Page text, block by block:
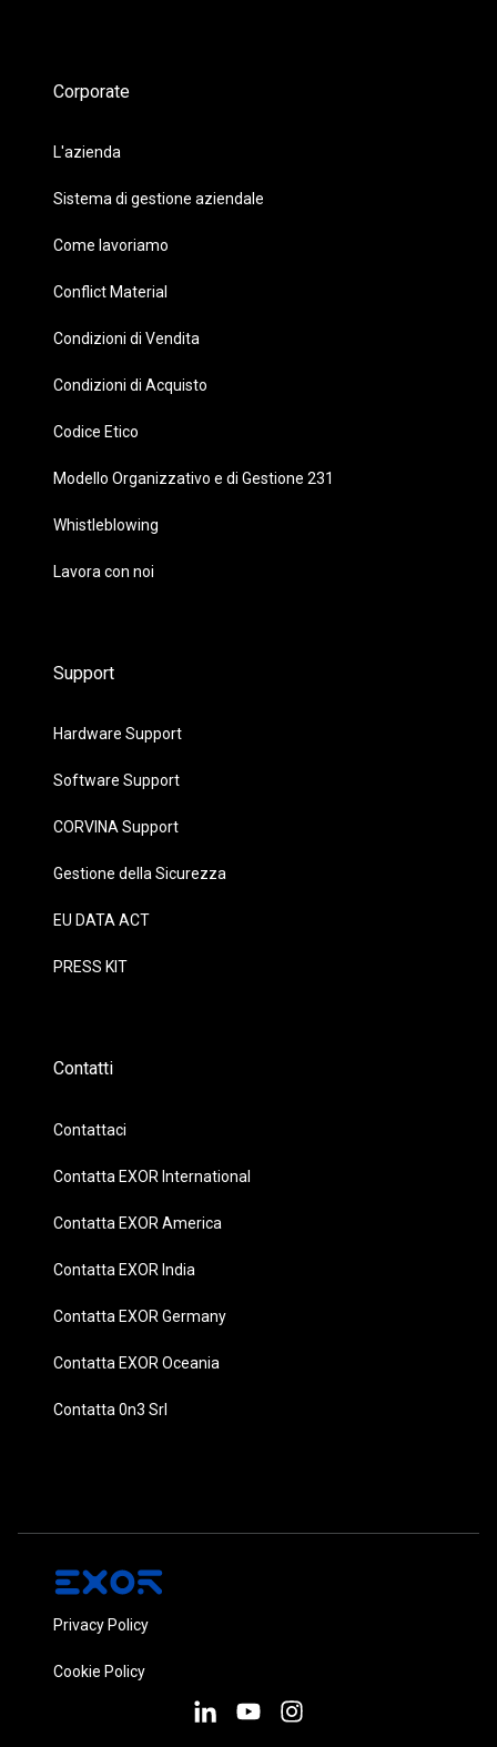
Corporate
L'azienda
Sistema di gestione aziendale
Come lavoriamo
Conflict Material
Condizioni di Vendita
Condizioni di Acquisto
Codice Etico
Modello Organizzativo e di Gestione 231
Whistleblowing
Lavora con noi
Support
Hardware Support
Software Support
CORVINA Support
Gestione della Sicurezza
EU DATA ACT
PRESS KIT
Contatti
Contattaci
Contatta EXOR International
Contatta EXOR America
Contatta EXOR India
Contatta EXOR Germany
Contatta EXOR Oceania
Contatta 0n3 Srl
Privacy Policy
Cookie Policy